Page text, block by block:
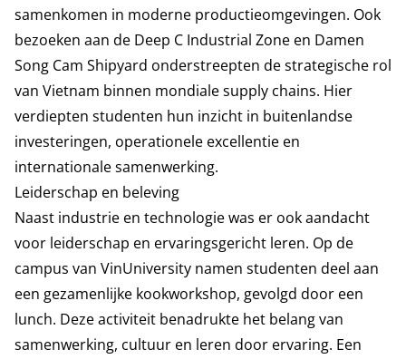
samenkomen in moderne productieomgevingen. Ook
bezoeken aan de Deep C Industrial Zone en Damen
Song Cam Shipyard onderstreepten de strategische rol
van Vietnam binnen mondiale supply chains. Hier
verdiepten studenten hun inzicht in buitenlandse
investeringen, operationele excellentie en
internationale samenwerking.
Leiderschap en beleving
Naast industrie en technologie was er ook aandacht
voor leiderschap en ervaringsgericht leren. Op de
campus van VinUniversity namen studenten deel aan
een gezamenlijke kookworkshop, gevolgd door een
lunch. Deze activiteit benadrukte het belang van
samenwerking, cultuur en leren door ervaring. Een